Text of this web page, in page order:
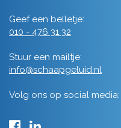
Geef een belletje:
010 - 476 31 32
Stuur een mailtje:
info@schaapgeluid.nl
Volg ons op social media: